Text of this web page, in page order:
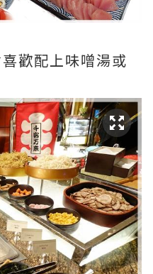
歡配上味噌湯或